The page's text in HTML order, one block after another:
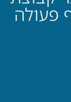
פעולה